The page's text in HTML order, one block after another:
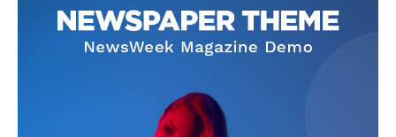
News Week
Magazine PRO